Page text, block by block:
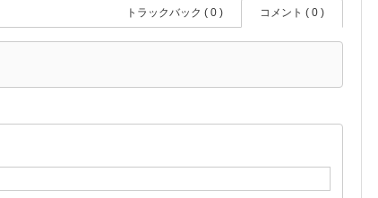
トラックバック ( 0 ) コメント ( 0 )